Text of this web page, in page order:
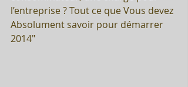
l’entreprise ? Tout ce que Vous devez
Absolument savoir pour démarrer
2014"